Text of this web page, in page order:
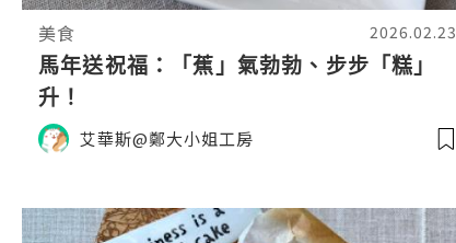
美食 2026.02.23
馬年送祝福：「蕉」氣勃勃、步步「糕」
升！
艾華斯@鄭大小姐工房